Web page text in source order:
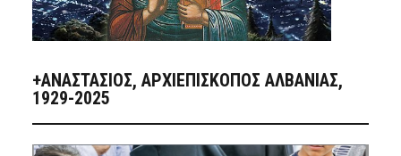
+ΑΝΑΣΤΆΣΙΟΣ, ΑΡΧΙΕΠΊΣΚΟΠΟΣ ΑΛΒΑΝΊΑΣ,
1929-2025